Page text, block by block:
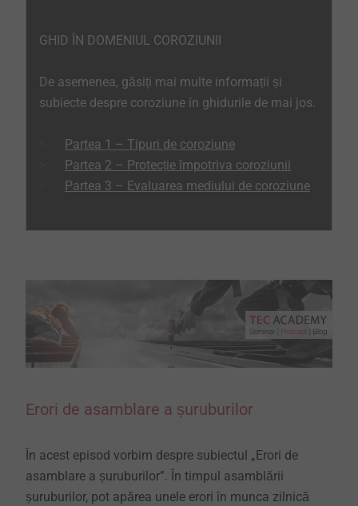
GHID ÎN DOMENIUL COROZIUNII
De asemenea, găsiți mai multe informații și
subiecte despre coroziune în ghidurile de mai jos.
Partea 1 – Tipuri de coroziune
Partea 2 – Protecție împotriva coroziunii
Partea 3 – Evaluarea mediului de coroziune
Erori de asamblare a șuruburilor
În acest episod vorbim despre subiectul „Erori de
asamblare a șuruburilor”. În timpul asamblării
șuruburilor, pot apărea unele erori în munca zilnică